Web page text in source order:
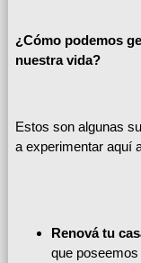
¿Cómo podemos
nuestra vida?
Estos son algunas
a experimentar aquí
Renová tu
que